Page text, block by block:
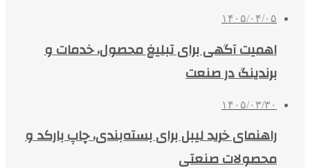
۱۴۰۵/۰۴/۰۵
اهمیت آگهی برای تبلیغ محصول، خدمات و
برندینگ در صنعت
۱۴۰۵/۰۳/۳۰
راهنمای خرید لیبل برای بسته‌بندی، چاپ بارکد و
محصولات صنعتی